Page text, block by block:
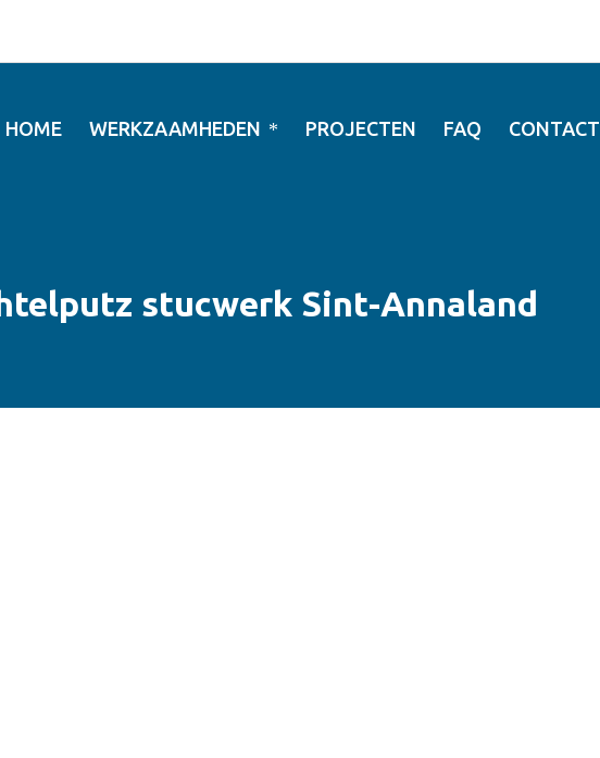
HOME WERKZAAMHEDEN PROJECTEN FAQ CONTACT
stucwerk Sint-Annaland